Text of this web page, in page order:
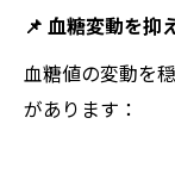
📌 血糖変動を抑
血糖値の変動を
があります：